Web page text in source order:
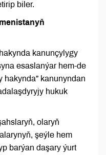
biler.
kanunçylygy
esaslanýar hem-de
hakynda” kanunyndan
hukuk
olaryň
şeýle hem
barýan daşary ýurt